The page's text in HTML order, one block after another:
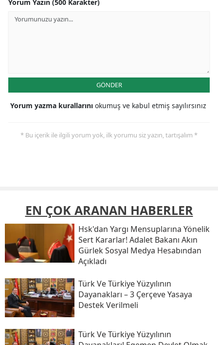
Yorum Yazın (500 Karakter)
GÖNDER
Yorum yazma kurallarını okumuş ve kabul etmiş sayılırsınız
* Bu içerik ile ilgili yorum yok, ilk yorumu siz yazın, tartışalım *
EN ÇOK ARANAN HABERLER
Hsk'dan Yargı Mensuplarına Yönelik
Sert Kararlar! Adalet Bakanı Akın
Gürlek Sosyal Medya Hesabından
Açıkladı
Türk Ve Türkiye Yüzyılının
Dayanakları – 3 Çerçeve Yasaya
Destek Verilmeli
Türk Ve Türkiye Yüzyılının